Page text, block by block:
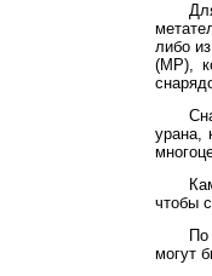
либо
(МР),
урана,
чтобы
могут